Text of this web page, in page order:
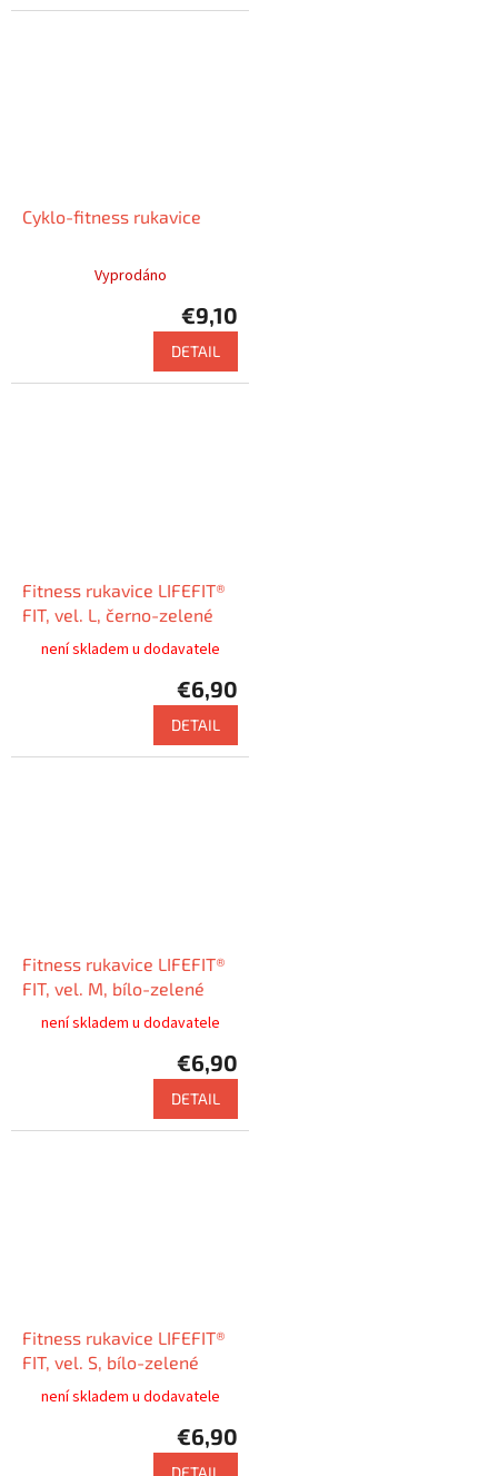
Cyklo-fitness rukavice
Vyprodáno
€9,10
DETAIL
Fitness rukavice LIFEFIT®
FIT, vel. L, černo-zelené
není skladem u dodavatele
€6,90
DETAIL
Fitness rukavice LIFEFIT®
FIT, vel. M, bílo-zelené
není skladem u dodavatele
€6,90
DETAIL
Fitness rukavice LIFEFIT®
FIT, vel. S, bílo-zelené
není skladem u dodavatele
€6,90
DETAIL